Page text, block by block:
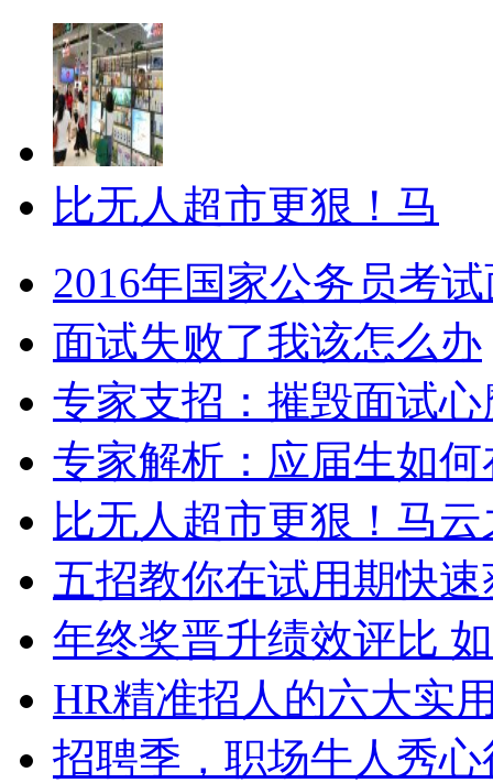
比无人超市更狠！马
2016年国家公务员考
面试失败了我该怎么办
专家支招：摧毁面试
专家解析：应届生如
比无人超市更狠！马
五招教你在试用期快
年终奖晋升绩效评比
HR精准招人的六大实
招聘季，职场牛人秀心